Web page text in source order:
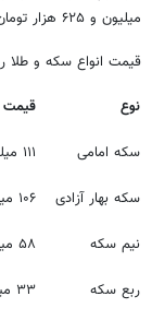
میلیون و ۶۲۵ هزار تومان به فروش رفت.
قیمت انواع سکه و طلا را ساعت ۱۱ امروز ۳ آبان ۱۴۰۴
نوع قیمت
سکه امامی ۱۱۱ میلیون و ۴۹۵ هزار تومان
سکه بهار آزادی ۱۰۶ میلیون و ۱۸۵ هزار تومان
نیم سکه ۵۸ میلیون و ۴۰۰ هزار تومان
ربع سکه ۳۳ میلیون و ۵۰۰ هزار تومان